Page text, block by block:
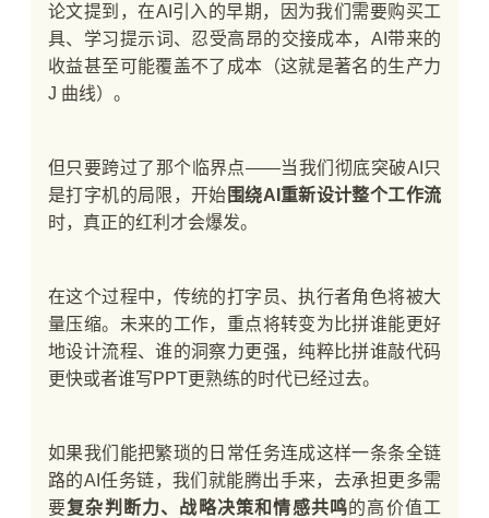
论文提到，在AI引入的早期，因为我们需要购买工
具、学习提示词、忍受高昂的交接成本，AI带来的
收益甚至可能覆盖不了成本（这就是著名的生产力
J 曲线）。
但只要跨过了那个临界点——当我们彻底突破AI只
是打字机的局限，开始 围绕AI重新设计整个工作流
时，真正的红利才会爆发。
在这个过程中，传统的打字员、执行者角色将被大
量压缩。未来的工作，重点将转变为比拼谁能更好
地设计流程、谁的洞察力更强，纯粹比拼谁敲代码
更快或者谁写PPT更熟练的时代已经过去。
如果我们能把繁琐的日常任务连成这样一条条全链
路的AI任务链，我们就能腾出手来，去承担更多需
要复杂判断力、战略决策和情感共鸣的高价值工